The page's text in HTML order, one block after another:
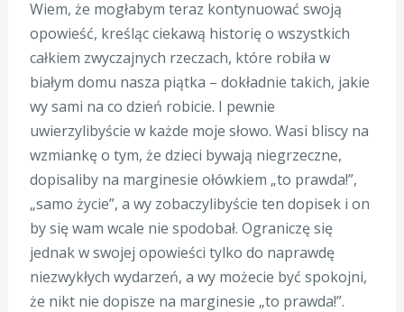
Wiem, że mogłabym teraz kontynuować swoją
opowieść, kreśląc ciekawą historię o wszystkich
całkiem zwyczajnych rzeczach, które robiła w
białym domu nasza piątka – dokładnie takich, jakie
wy sami na co dzień robicie. I pewnie
uwierzylibyście w każde moje słowo. Wasi bliscy na
wzmiankę o tym, że dzieci bywają niegrzeczne,
dopisaliby na marginesie ołówkiem „to prawda!”,
„samo życie”, a wy zobaczylibyście ten dopisek i on
by się wam wcale nie spodobał. Ograniczę się
jednak w swojej opowieści tylko do naprawdę
niezwykłych wydarzeń, a wy możecie być spokojni,
że nikt nie dopisze na marginesie „to prawda!”.